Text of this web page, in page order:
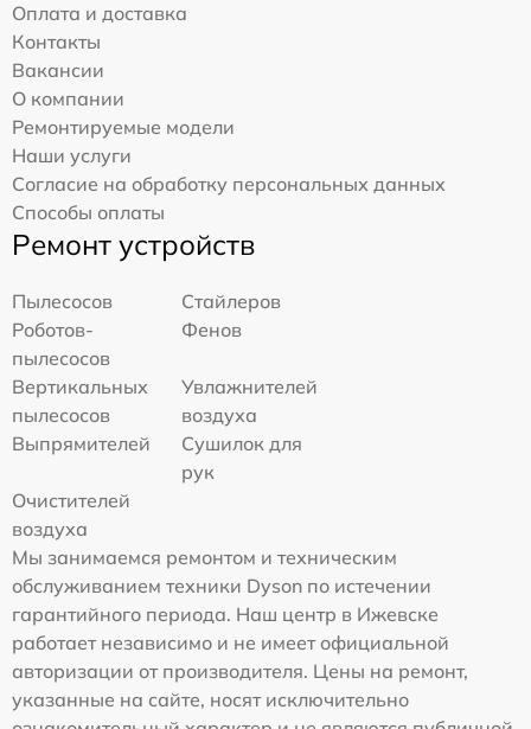
Оплата и доставка
Контакты
Вакансии
О компании
Ремонтируемые модели
Наши услуги
Согласие на обработку персональных данных
Способы оплаты
Ремонт устройств
Пылесосов
Стайлеров
Роботов-
пылесосов
Фенов
Вертикальных
пылесосов
Увлажнителей
воздуха
Выпрямителей
Сушилок для
рук
Очистителей
воздуха
Мы занимаемся ремонтом и техническим
обслуживанием техники Dyson по истечении
гарантийного периода. Наш центр в Ижевске
работает независимо и не имеет официальной
авторизации от производителя. Цены на ремонт,
указанные на сайте, носят исключительно